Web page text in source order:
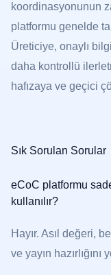
koordinasyonunun
platformu genelde
Üreticiye, onaylı
daha kontrollü
hafızaya ve geçici
Sık Sorulan Sorular
eCoC platformu
kullanılır?
Hayır. Asıl değeri,
ve yayın